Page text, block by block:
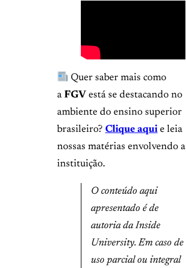
Quer saber mais como
a FGV está se destacando no
ambiente do ensino superior
brasileiro? Clique aqui e leia
nossas matérias envolvendo a
instituição.
O conteúdo aqui
apresentado é de
autoria da Inside
University. Em caso de
uso parcial ou integral